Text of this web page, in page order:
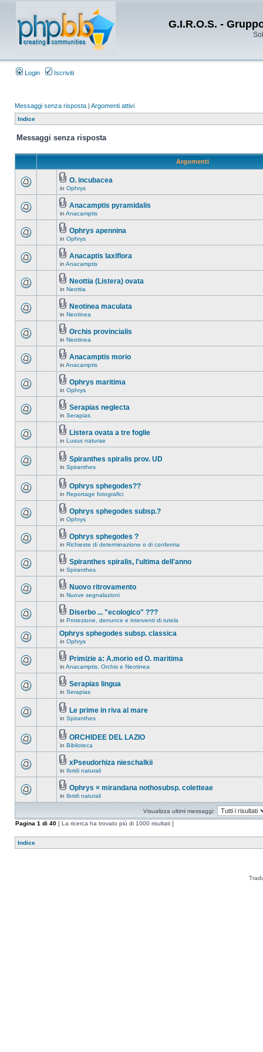
G.I.R.O.S. -
Login Iscriviti
Messaggi senza risposta | Argomenti attivi
Indice
Messaggi senza risposta
Argomenti
O. incubacea
in Ophrys
Anacamptis pyramidalis
in Anacamptis
Ophrys apennina
in Ophrys
Anacaptis laxiflora
in Anacamptis
Neottia (Listera) ovata
in Neottia
Neotinea maculata
in Neotinea
Orchis provincialis
in Neotinea
Anacamptis morio
in Anacamptis
Ophrys maritima
in Ophrys
Serapias neglecta
in Serapias
Listera ovata a tre foglie
in Lusus naturae
Spiranthes spiralis prov. UD
in Spiranthes
Ophrys sphegodes??
in Reportage fotografici
Ophrys sphegodes subsp.?
in Ophrys
Ophrys sphegodes ?
in Richieste di determinazione o di conferma
Spiranthes spiralis, l'ultima dell'anno
in Spiranthes
Nuovo ritrovamento
in Nuove segnalazioni
Diserbo ... "ecologico" ???
in Protezione, denunce e interventi di tutela
Ophrys sphegodes subsp. classica
in Ophrys
Primizie a: A.morio ed O. maritima
in Anacamptis, Orchis e Neotinea
Serapias lingua
in Serapias
Le prime in riva al mare
in Spiranthes
ORCHIDEE DEL LAZIO
in Biblioteca
xPseudorhiza nieschalkii
in Ibridi naturali
Ophrys × mirandana nothosubsp. coletteae
in Ibridi naturali
Visualizza ultimi messaggi:
Pagina 1 di 40 [ La ricerca ha trovato più di 1000 risultati ]
Indice